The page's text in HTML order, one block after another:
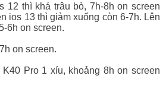
12 thì khá trâu bò, 7h-8h on screen
ios 13 thì giảm xuống còn 6-7h. Lên
6h on screen.
on screen.
Pro 1 xíu, khoảng 8h on screen